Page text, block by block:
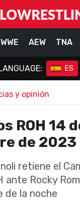
WWE AEW TNA
ES
y opinión
ROH 14
de 2023
retiene el
ante Rocky
de la noche